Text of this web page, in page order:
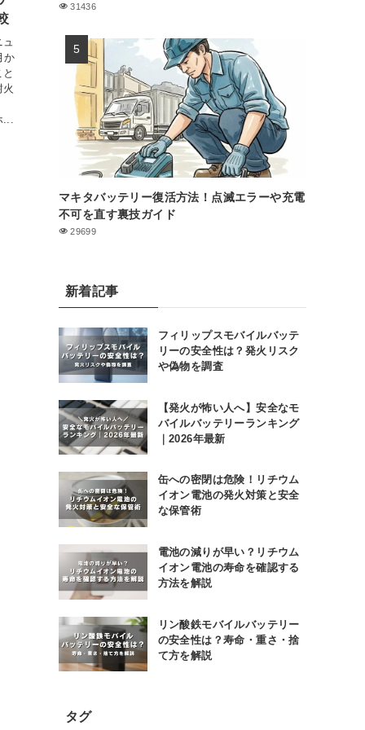
か
31436
マキタバッテリー復活方法！点滅エラーや充電
不可を直す裏技ガイド
29699
新着記事
フィリップスモバイルバッテ
リーの安全性は？発火リスク
や偽物を調査
【発火が怖い人へ】安全なモ
バイルバッテリーランキング
｜2026年最新
缶への密閉は危険！リチウム
イオン電池の発火対策と安全
な保管術
電池の減りが早い？リチウム
イオン電池の寿命を確認する
方法を解説
リン酸鉄モバイルバッテリー
の安全性は？寿命・重さ・捨
て方を解説
タグ